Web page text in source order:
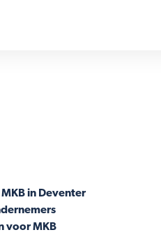
in Deventer
voor MKB